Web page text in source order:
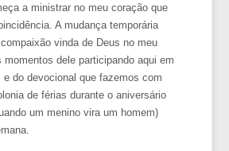
a ministrar no meu coração que
A mudança temporária
vinda de Deus no meu
momentos dele participando aqui em
do devocional que fazemos com
de férias durante o aniversário
um menino vira um homem)